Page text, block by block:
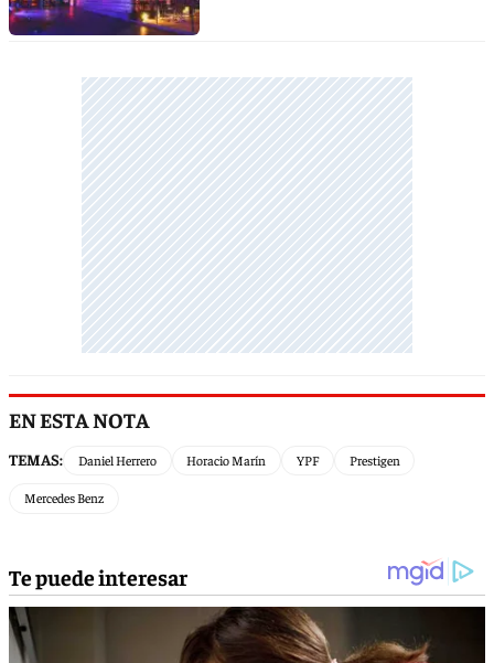
EN ESTA NOTA
TEMAS: Daniel Herrero Horacio Marín YPF Prestigen
Mercedes Benz